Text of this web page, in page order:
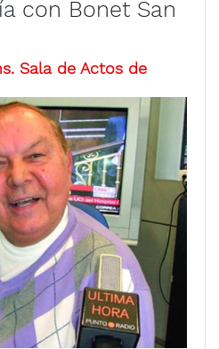
con Bonet San
Sala de Actos de